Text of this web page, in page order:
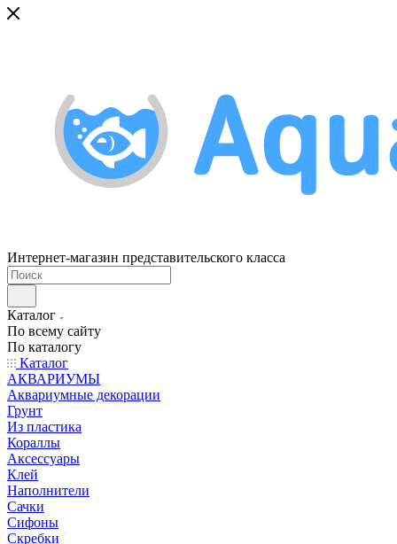
Интернет-магазин представительского класса
Каталог
По всему сайту
По каталогу
Каталог
АКВАРИУМЫ
Аквариумные декорации
Грунт
Из пластика
Кораллы
Аксессуары
Клей
Наполнители
Сачки
Сифоны
Скребки